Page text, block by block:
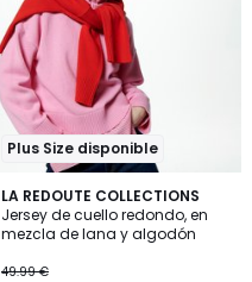
Plus Size disponible
LA REDOUTE COLLECTIONS
Jersey de cuello redondo, en
mezcla de lana y algodón
49.99 €
4,7
/ 5
3
Colores